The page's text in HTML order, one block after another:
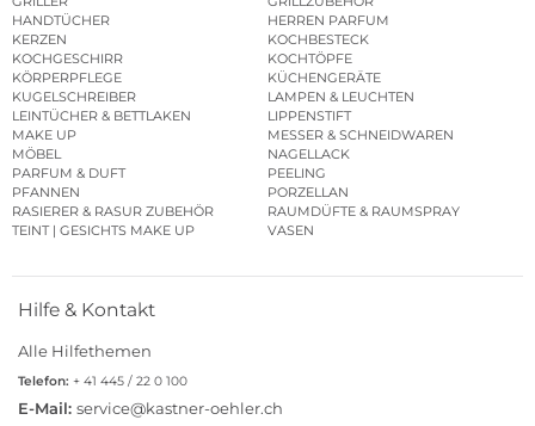
HANDTÜCHER
HERREN PARFUM
KERZEN
KOCHBESTECK
KOCHGESCHIRR
KOCHTÖPFE
KÖRPERPFLEGE
KÜCHENGERÄTE
KUGELSCHREIBER
LAMPEN & LEUCHTEN
LEINTÜCHER & BETTLAKEN
LIPPENSTIFT
MAKE UP
MESSER & SCHNEIDWAREN
MÖBEL
NAGELLACK
PARFUM & DUFT
PEELING
PFANNEN
PORZELLAN
RASIERER & RASUR ZUBEHÖR
RAUMDÜFTE & RAUMSPRAY
TEINT | GESICHTS MAKE UP
VASEN
Hilfe & Kontakt
Alle Hilfethemen
Telefon: + 41 445 / 22 0 100
E-Mail: service@kastner-oehler.ch